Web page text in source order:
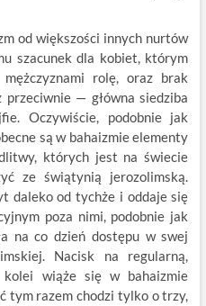
od większości innych nurtów
szacunek dla kobiet, którym
rolę, oraz brak
— główna siedziba
Oczywiście, podobnie jak
są w bahaizmie elementy
których jest na świecie
ze świątynią jerozolimską.
daleko od tychże i oddaje się
poza nimi, podobnie jak
na co dzień dostępu w swej
Nacisk na regularną,
wiąże się w bahaizmie
tym razem chodzi tylko o trzy,